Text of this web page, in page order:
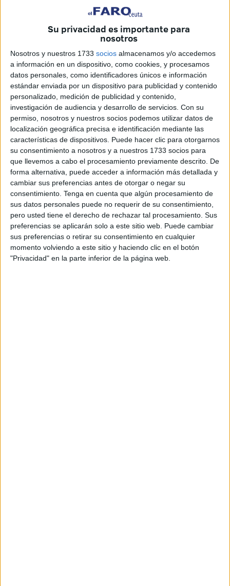
Su privacidad es importante para
nosotros
Nosotros y nuestros 1733 socios almacenamos y/o accedemos
a información en un dispositivo, como cookies, y procesamos
datos personales, como identificadores únicos e información
estándar enviada por un dispositivo para publicidad y contenido
personalizado, medición de publicidad y contenido,
investigación de audiencia y desarrollo de servicios. Con su
permiso, nosotros y nuestros socios podemos utilizar datos de
localización geográfica precisa e identificación mediante las
características de dispositivos. Puede hacer clic para otorgarnos
su consentimiento a nosotros y a nuestros 1733 socios para
que llevemos a cabo el procesamiento previamente descrito. De
forma alternativa, puede acceder a información más detallada y
cambiar sus preferencias antes de otorgar o negar su
consentimiento. Tenga en cuenta que algún procesamiento de
sus datos personales puede no requerir de su consentimiento,
pero usted tiene el derecho de rechazar tal procesamiento. Sus
preferencias se aplicarán solo a este sitio web. Puede cambiar
sus preferencias o retirar su consentimiento en cualquier
momento volviendo a este sitio y haciendo clic en el botón
"Privacidad" en la parte inferior de la página web.
La Agencia Estatal de Meteorología (AEMET) ha
comunicado que activará elaviso amarillo en la ciudad
autónoma deCeutadebido a la previsión defenómenos
costerosadversos durante las próximas horas ante la
salida de la borrasca Kistin y la llegada de una nueva.
Esta situación deriesgo meteorológicodará comienzo
oficialmente a las23:00 horasde este viernes 30 de enero
de 2026 y se prevé que finalice a las08:00 horasdel
sábado 31 de enero.
Detalles del fenómeno
meteorológico
La causa principal de esta alerta es la llegada de un fuerte
viento del Oeste, cuya velocidad se estima que alcance
entre los50 y 61 km/h, lo que equivale afuerza 7